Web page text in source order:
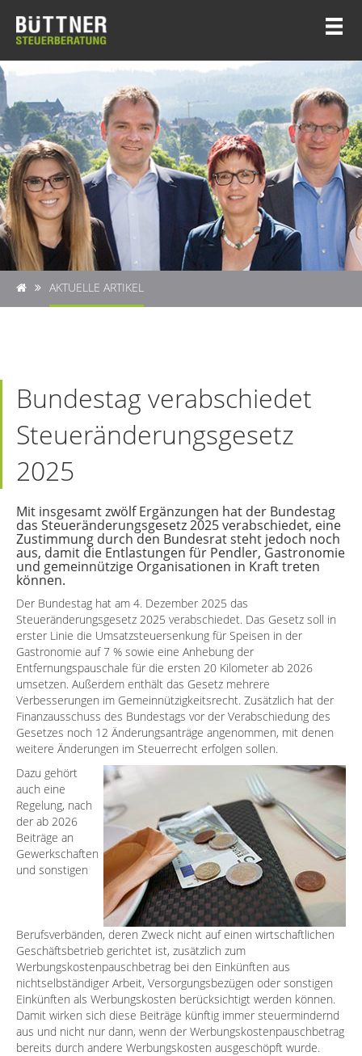
AKTUELLE ARTIKEL
Bundestag verabschiedet
Steueränderungsgesetz
2025
Mit insgesamt zwölf Ergänzungen hat der Bundestag
das Steueränderungsgesetz 2025 verabschiedet, eine
Zustimmung durch den Bundesrat steht jedoch noch
aus, damit die Entlastungen für Pendler, Gastronomie
und gemeinnützige Organisationen in Kraft treten
können.
Der Bundestag hat am 4. Dezember 2025 das
Steueränderungsgesetz 2025 verabschiedet. Das Gesetz soll in
erster Linie die Umsatzsteuersenkung für Speisen in der
Gastronomie auf 7 % sowie eine Anhebung der
Entfernungspauschale für die ersten 20 Kilometer ab 2026
umsetzen. Außerdem enthält das Gesetz mehrere
Verbesserungen im Gemeinnützigkeitsrecht. Zusätzlich hat der
Finanzausschuss des Bundestags vor der Verabschiedung des
Gesetzes noch 12 Änderungsanträge angenommen, mit denen
weitere Änderungen im Steuerrecht erfolgen sollen.
Dazu gehört
auch eine
Regelung, nach
der ab 2026
Beiträge an
Gewerkschaften
und sonstigen
Berufsverbänden, deren Zweck nicht auf einen wirtschaftlichen
Geschäftsbetrieb gerichtet ist, zusätzlich zum
Werbungskostenpauschbetrag bei den Einkünften aus
nichtselbständiger Arbeit, Versorgungsbezügen oder sonstigen
Einkünften als Werbungskosten berücksichtigt werden können.
Damit wirken sich diese Beiträge künftig immer steuermindernd
aus und nicht nur dann, wenn der Werbungskostenpauschbetrag
bereits durch andere Werbungskosten ausgeschöpft wurde.